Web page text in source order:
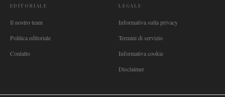
EDITORIALE
Il nostro team
Politica editoriale
Contatto
LEGALE
Informativa sulla privacy
Termini di servizio
Informativa cookie
Disclaimer